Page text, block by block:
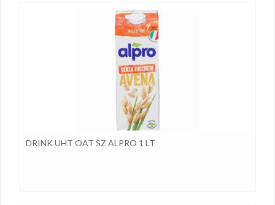
DRINK UHT OAT SZ ALPRO 1 LT